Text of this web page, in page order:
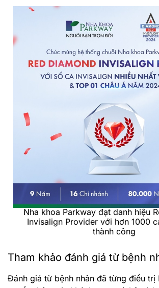
Nha khoa Parkway đạt danh hiệu
Invisalign Provider với hơn 1000
thành công
Tham khảo đánh giá từ bệnh
Đánh giá từ bệnh nhân đã từng điều trị